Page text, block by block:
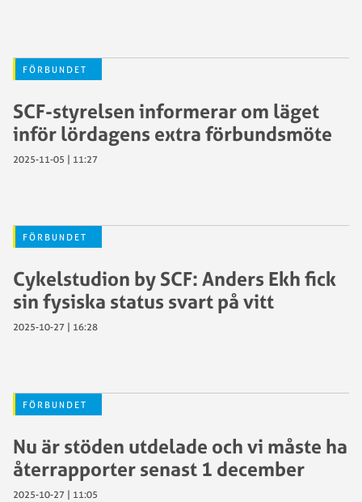
FÖRBUNDET
SCF-styrelsen informerar om läget
inför lördagens extra förbundsmöte
2025-11-05 | 11:27
FÖRBUNDET
Cykelstudion by SCF: Anders Ekh fick
sin fysiska status svart på vitt
2025-10-27 | 16:28
FÖRBUNDET
Nu är stöden utdelade och vi måste ha
återrapporter senast 1 december
2025-10-27 | 11:05